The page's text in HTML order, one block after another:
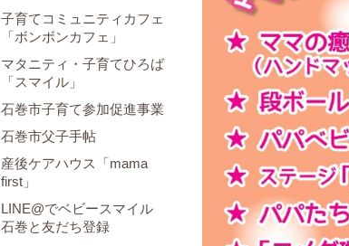
子育てコミュニティカフェ
「ボンボンカフェ」
マタニティ・子育てひろば
「スマイル」
石巻市子育て参加促進事業
石巻市父子手帖
産後ケアハウス「mama
first」
LINE@でベビースマイル
石巻と友だち登録